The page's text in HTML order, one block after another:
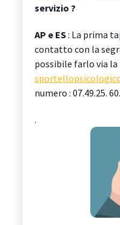
servizio ?
AP e ES: La prima
contatto con la
possibile farlo via la
numero : 07.49.25.
.